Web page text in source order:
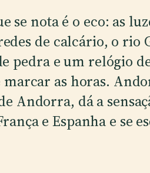
se nota é o eco: as
de calcário, o rio
pedra e um relógio
marcar as horas.
Andorra, dá a
e Espanha e se